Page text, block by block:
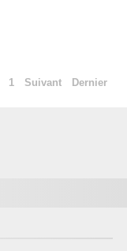
1 Suivant Dernier